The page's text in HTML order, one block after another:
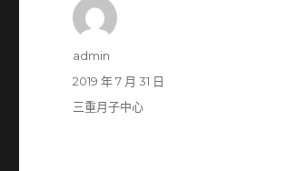
作
admin
發
佈
2019 年 7 月 31 日
分
三重月子中心